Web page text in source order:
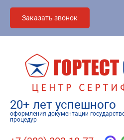
Заказать звонок
20+ лет успешного
оформления документации
процедур